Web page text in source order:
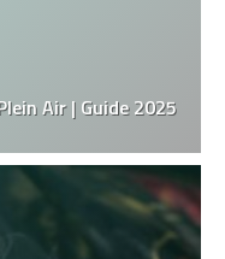
Air | Guide 2025